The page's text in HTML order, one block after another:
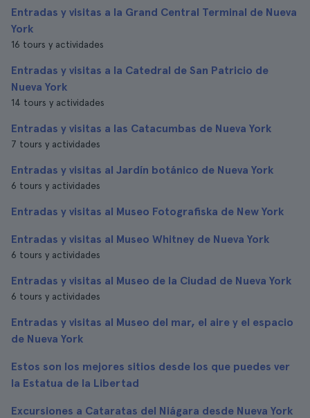
Entradas y visitas a la Grand Central Terminal de Nueva
York
16 tours y actividades
Entradas y visitas a la Catedral de San Patricio de
Nueva York
14 tours y actividades
Entradas y visitas a las Catacumbas de Nueva York
7 tours y actividades
Entradas y visitas al Jardín botánico de Nueva York
6 tours y actividades
Entradas y visitas al Museo Fotografiska de New York
Entradas y visitas al Museo Whitney de Nueva York
6 tours y actividades
Entradas y visitas al Museo de la Ciudad de Nueva York
6 tours y actividades
Entradas y visitas al Museo del mar, el aire y el espacio
de Nueva York
Estos son los mejores sitios desde los que puedes ver
la Estatua de la Libertad
Excursiones a Cataratas del Niágara desde Nueva York